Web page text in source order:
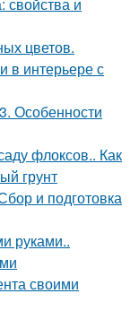
цветов.
в интерьере с
Особенности
флоксов.. Как
грунт
и подготовка
руками..
своими